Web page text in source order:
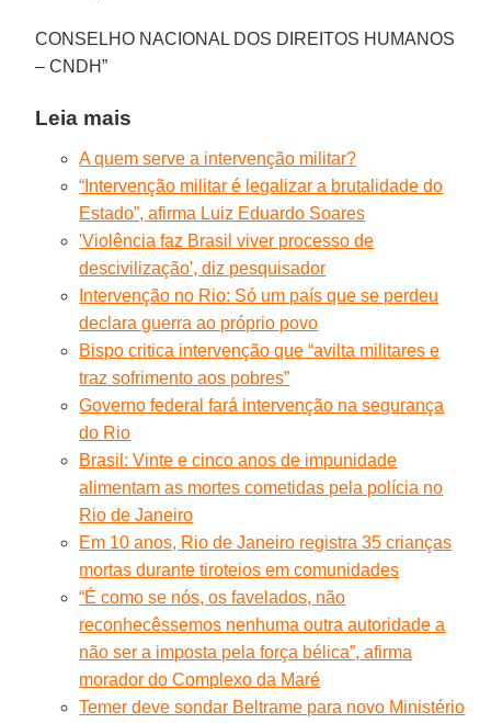
CONSELHO NACIONAL DOS DIREITOS HUMANOS
– CNDH”
Leia mais
A quem serve a intervenção militar?
“Intervenção militar é legalizar a brutalidade do
Estado”, afirma Luiz Eduardo Soares
'Violência faz Brasil viver processo de
descivilização', diz pesquisador
Intervenção no Rio: Só um país que se perdeu
declara guerra ao próprio povo
Bispo critica intervenção que “avilta militares e
traz sofrimento aos pobres”
Governo federal fará intervenção na segurança
do Rio
Brasil: Vinte e cinco anos de impunidade
alimentam as mortes cometidas pela polícia no
Rio de Janeiro
Em 10 anos, Rio de Janeiro registra 35 crianças
mortas durante tiroteios em comunidades
“É como se nós, os favelados, não
reconhecêssemos nenhuma outra autoridade a
não ser a imposta pela força bélica”, afirma
morador do Complexo da Maré
Temer deve sondar Beltrame para novo Ministério